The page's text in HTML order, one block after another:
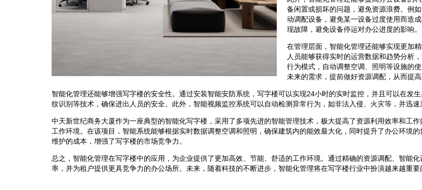
备闲置或损坏的问题，避免资源浪费。例
动调配设备，避免某一设备过度使用而造
现故障，避免设备停运对办公进度的影响。
在管理层面，智能化管理还能够实现更加
人员能够获得实时的运营数据和趋势分析
行为模式，自动调整空调、照明等设施的
未来的需求，提前做好资源调配，从而提高
智能化管理还能够增强写字楼的安全性。通过安装智能安防系统，写字楼可以实现24小时的实时监控，并且可以在发
纹识别等技术，确保进出人员的安全。此外，智能视频监控系统可以自动检测异常行为，如非法入侵、火灾等，并迅速
中天新世纪商务大厦作为一座典型的智能化写字楼，采用了多项先进的智能管理技术，极大提高了资源利用效率和工
工作环境。在该项目，智能系统能够根据实时数据调整空调和照明，确保建筑内的能效最大化，同时提升了办公环境
维护的成本，增强了写字楼的市场竞争力。
总之，智能化管理在写字楼中的应用，为企业提供了更加高效、节能、舒适的工作环境。通过精确的资源调配、智能
率，并为租户提供更具竞争力的办公场所。未来，随着科技的不断进步，智能化管理将在写字楼行业中扮演越来越重要